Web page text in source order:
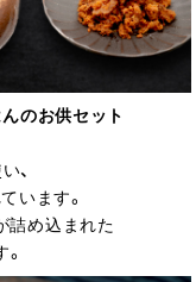
のお供セット
、
います。
詰め込まれた